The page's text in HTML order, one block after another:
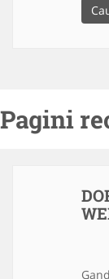
Pagini